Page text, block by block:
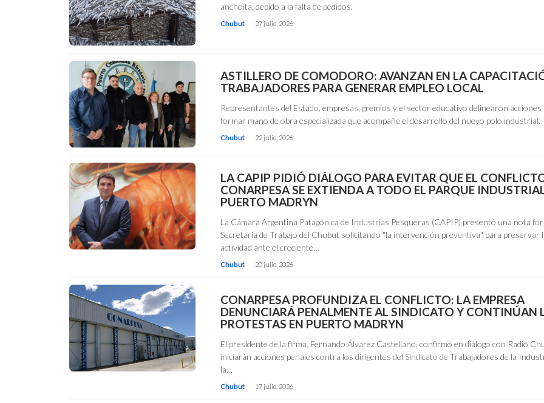
anchoíta, debido a la falta de pedidos.
Chubut 27 julio, 2026
ASTILLERO DE COMODORO: AVANZAN EN LA
TRABAJADORES PARA GENERAR EMPLEO LOCAL
Representantes del Estado, empresas, gremios y el sector educativo delinearon acciones
formar mano de obra especializada que acompañe el desarrollo del nuevo polo industrial.
Chubut 22 julio, 2026
LA CAPIP PIDIÓ DIÁLOGO PARA EVITAR QUE EL
CONARPESA SE EXTIENDA A TODO EL PARQUE
PUERTO MADRYN
La Cámara Argentina Patagónica de Industrias Pesqueras (CAPIP) presentó una nota
Secretaría de Trabajo del Chubut solicitando "la intervención preventiva" para preservar
actividad ante el creciente…
Chubut 20 julio, 2026
CONARPESA PROFUNDIZA EL CONFLICTO: LA EMPRESA
DENUNCIARÁ PENALMENTE AL SINDICATO Y CONTINÚAN
PROTESTAS EN PUERTO MADRYN
El presidente de la firma, Fernando Álvarez Castellano, confirmó en diálogo con Radio
iniciarán acciones penales contra los dirigentes del Sindicato de Trabajadores de la
la…
Chubut 17 julio, 2026